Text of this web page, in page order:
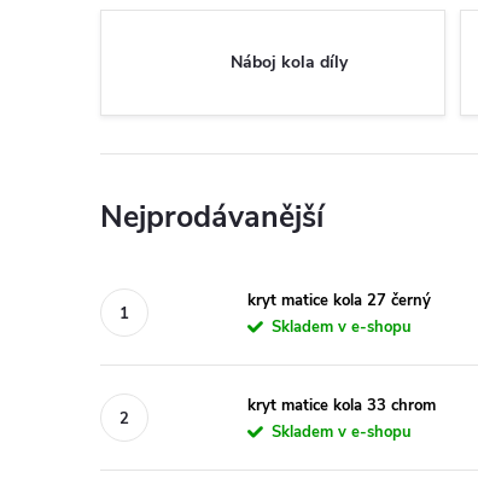
Náboj kola díly
Nejprodávanější
kryt matice kola 27 černý
Skladem v e-shopu
kryt matice kola 33 chrom
Skladem v e-shopu